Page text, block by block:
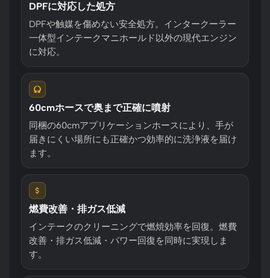
DPFに対応した処方
DPFや触媒を傷めない安全処方。インタークーラー
一体型インテークマニホールド以外の現代エンジン
に対応。
60cmホースで奥まで正確に噴射
同梱の60cmアプリケーションホースにより、手が
届きにくい場所にも正確かつ効率的に洗浄液を届け
ます。
燃費改善・排ガス低減
インテークのクリーニングで燃焼効率を回復。燃費
改善・排ガス低減・パワー回復を同時に実現しま
す。
1 保護具着用・暖機
手袋・保護メガネを着用。エンジンを作
動温度まで暖機します。使用前に缶をよ
2 エアホースを外しホースを挿入
スロットルボディまたはエアインテーク
マニホールドでエアホースを外し、
またはスロットルボディに差し込みま